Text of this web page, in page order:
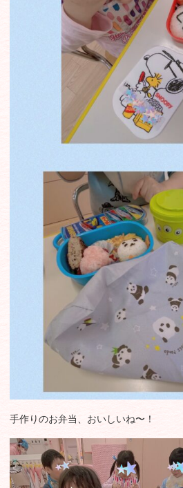
手作りのお弁当、おいしいね〜！